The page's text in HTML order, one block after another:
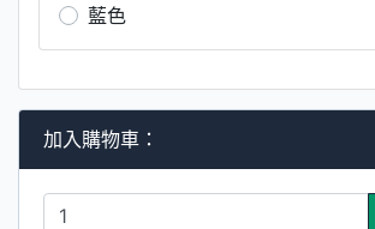
藍色
加入購物車：